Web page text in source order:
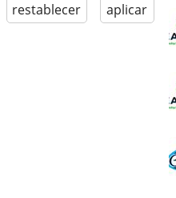
restablecer aplicar